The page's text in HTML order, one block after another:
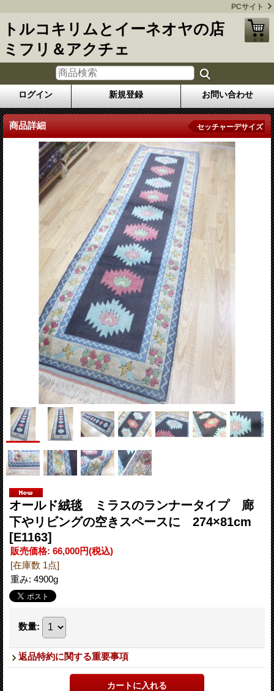
PCサイト
トルコキリムとイーネオヤの店
ミフリ＆アクチェ
ログイン 新規登録 お問い合わせ
商品詳細 セッチャーデサイズ
オールド絨毯 ミラスのランナータイプ 廊
下やリビングの空きスペースに 274×81cm
[E1163]
販売価格: 66,000円(税込)
[在庫数 1点]
重み: 4900g
数量:
返品特約に関する重要事項